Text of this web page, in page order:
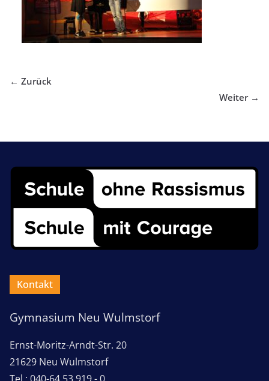
← Zurück
Weiter →
Kontakt
Gymnasium Neu Wulmstorf
Ernst-Moritz-Arndt-Str. 20
21629 Neu Wulmstorf